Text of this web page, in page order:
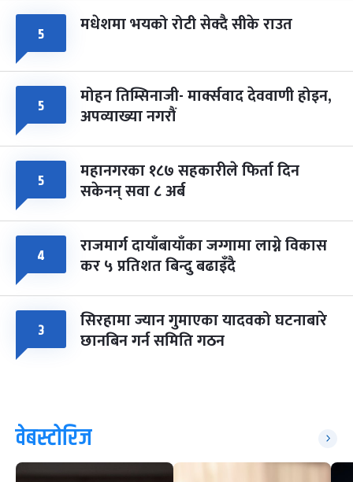
५ मधेशमा भयको रोटी सेक्दै सीके राउत
५ मोहन तिम्सिनाजी- मार्क्सवाद देववाणी होइन,
अपव्याख्या नगरौं
५ महानगरका १८७ सहकारीले फिर्ता दिन
सकेनन् सवा ८ अर्ब
४ राजमार्ग दायाँबायाँका जग्गामा लाग्ने विकास
कर ५ प्रतिशत बिन्दु बढाइँदै
३ सिरहामा ज्यान गुमाएका यादवको घटनाबारे
छानबिन गर्न समिति गठन
वेबस्टोरिज